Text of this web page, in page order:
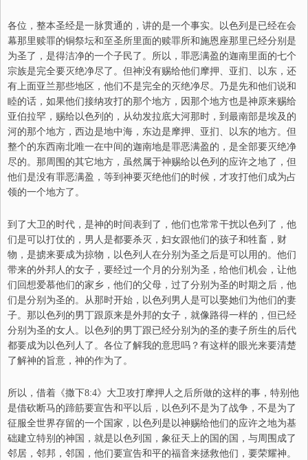
各位，整本圣经是一脉贯通的，讲的是一个事实。以色列是已经在会
幕那里赎罪的铜祭坛和至圣所里面的赎罪所和施恩座那里已经分别是
为圣了，是得洁净的一个子民了。所以，罪恶满盈的迦南里面的七个
宗族是完全要灭绝净尽了。但神没有赐给他们摩押、亚扪、以东，还
有上面亚兰那些地区，他们不是完全的灭绝净尽。乃是先和他们说和
睦的话，如果他们接纳攻打的那个地方，因那个地方也是神原来赐给
亚伯拉罕，赐给以色列的，从幼发拉底大河那时，到最南部是埃及的
河的那个地方，西边是地中海，东边是摩押、亚扪、以东的地方。但
整个的东西南北唯一在中间的迦南地是罪恶满盈的，是全部要灭绝净
尽的。那周围的其它地方，虽然属于神赐给以色列的应许之地了，但
他们是没有罪恶满盈，等到神要灭绝他们的时候，才攻打他们成为占
领的一个地方了。
到了大卫的时代，是神的时间表到了，他们也常常干扰以色列了，他
们是可以打仗的，男人是都要杀灭，妇女跟他们的孩子和牲畜，财
物，是掳来要成为掠物，以色列人在分别为圣之后是可以用的。他们
带来的外邦人的女子，要经过一个月的分别为圣，给他们机会，让他
们回想爱慕他们的家乡，他们的父母，过了分别为圣的时期之后，他
们是分别为圣的。从那时开始，以色列男人是可以娶她们为他们的妻
子。那以色列的男丁跟原来是外邦的女子，就像路得一样的，但已经
分别为圣的女人。以色列的男丁跟已经分别为的圣的妻子所生的后代
都要成为以色列人了。各位了解我的意思吗？有这样的眼光来要清楚
了解神的旨意，神的作为了。
所以，借着《撒下8:4》大卫攻打摩押人之后所做的这样的事，特别他
是借砍断马的蹄筋要宣告和平以后，以色列不是为了战争，不是为了
征服全世界存留的一个国家，以色列是以神赐给他们的应许之地为基
础建立特别的神国，就是以色列国，象征天上的国的国，与周围成了
邻居，邻邦，邻国，他们要宣告和平的福音来拯救他们，要荣耀神。